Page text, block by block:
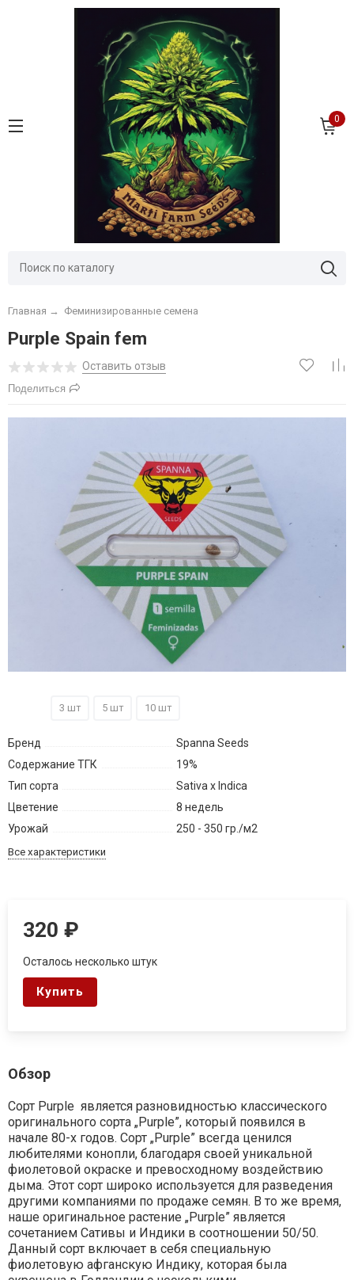
0
Главная → Феминизированные семена
Purple Spain fem
Оставить отзыв
Поделиться
3 шт 5 шт 10 шт
Бренд
Spanna Seeds
Содержание ТГК
19%
Тип сорта
Sativa x Indica
Цветение
8 недель
Урожай
250 - 350 гр./м2
Все характеристики
320₽
Осталось несколько штук
Купить
Обзор
Сорт Purple является разновидностью классического
оригинального сорта „Purple”, который появился в
начале 80-х годов. Сорт „Purple” всегда ценился
любителями конопли, благодаря своей уникальной
фиолетовой окраске и превосходному воздействию
дыма. Этот сорт широко используется для разведения
другими компаниями по продаже семян. В то же время,
наше оригинальное растение „Purple” является
сочетанием Сативы и Индики в соотношении 50/50.
Данный сорт включает в себя специальную
фиолетовую афганскую Индику, которая была